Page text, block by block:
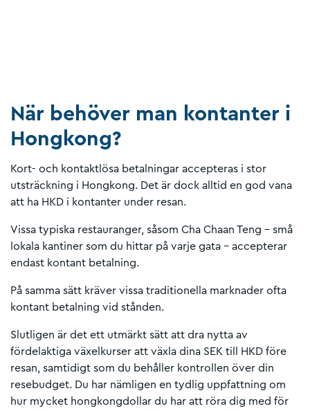
När behöver man kontanter i
Hongkong?
Kort- och kontaktlösa betalningar accepteras i stor
utsträckning i Hongkong. Det är dock alltid en god vana
att ha HKD i kontanter under resan.
Vissa typiska restauranger, såsom Cha Chaan Teng – små
lokala kantiner som du hittar på varje gata – accepterar
endast kontant betalning.
På samma sätt kräver vissa traditionella marknader ofta
kontant betalning vid stånden.
Slutligen är det ett utmärkt sätt att dra nytta av
fördelaktiga växelkurser att växla dina SEK till HKD före
resan, samtidigt som du behåller kontrollen över din
resebudget. Du har nämligen en tydlig uppfattning om
hur mycket hongkongdollar du har att röra dig med för